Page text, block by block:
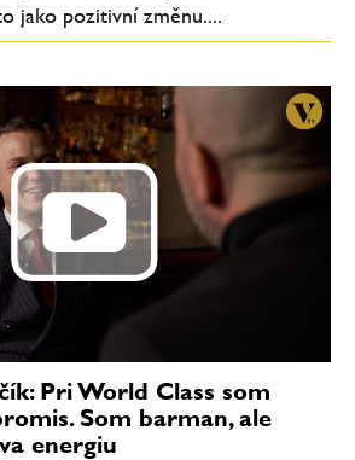
jako pozitivní změnu....
Pri World Class som
Som barman, ale
energiu